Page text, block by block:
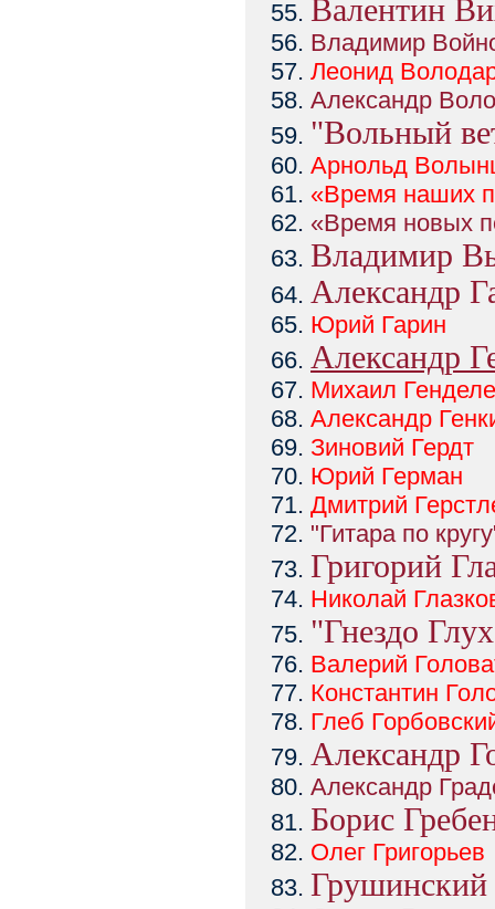
Валентин
Владимир
Леонид
Александр
"Вольный
Арнольд
«Время наших
«Время новых
Владимир
Александр
Юрий Гарин
Александр
Михаил
Александр
Зиновий Гердт
Юрий Герман
Дмитрий
"Гитара по
Григорий
Николай
"Гнездо
Валерий
Константин
Глеб
Александр
Александр
Борис
Олег Григорьев
Грушинский